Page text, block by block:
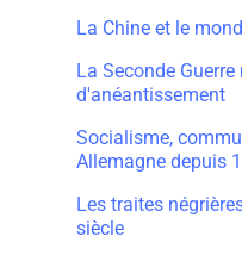
La Chine et le
La Seconde
d'anéantissement
Socialisme,
Allemagne depuis
Les traites
siècle